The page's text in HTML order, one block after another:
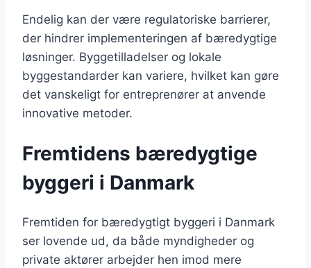
Endelig kan der være regulatoriske barrierer,
der hindrer implementeringen af bæredygtige
løsninger. Byggetilladelser og lokale
byggestandarder kan variere, hvilket kan gøre
det vanskeligt for entreprenører at anvende
innovative metoder.
Fremtidens bæredygtige
byggeri i Danmark
Fremtiden for bæredygtigt byggeri i Danmark
ser lovende ud, da både myndigheder og
private aktører arbejder hen imod mere